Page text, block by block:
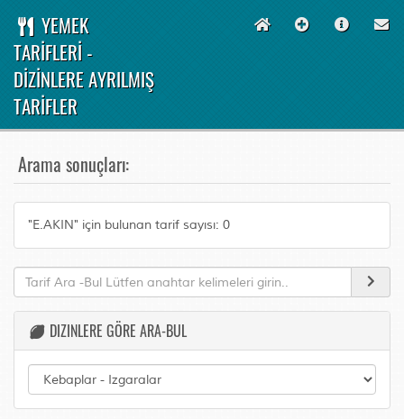
YEMEK
TARİFLERİ -
DİZİNLERE AYRILMIŞ
TARİFLER
Arama sonuçları:
"E.AKIN" için bulunan tarif sayısı: 0
DIZINLERE GÖRE ARA-BUL